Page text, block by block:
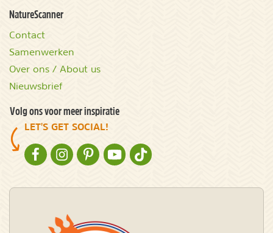
NatureScanner
Contact
Samenwerken
Over ons / About us
Nieuwsbrief
Volg ons voor meer inspiratie
LET'S GET SOCIAL!
NATURESCANNER OP FACEBOOK
NATURESCANNER OP INSTAGRAM
NATURESCANNER OP PINTEREST
NATURESCANNER OP YOUTUBE
NATURESCANNER OP TIKTOK